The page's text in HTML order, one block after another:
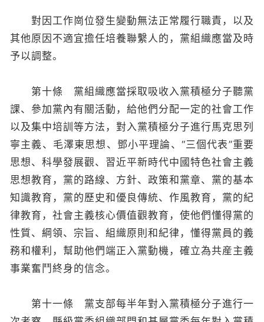
對因工作崗位發生變動無法正常履行職責，以及
其他原因不適宜擔任培養聯繫人的，黨組織應當及時
予以調整。
第十條 黨組織應當採取吸收入黨積極分子聽黨
課、參加黨內有關活動，給他們分配一定的社會工作
以及集中培訓等方法，對入黨積極分子進行馬克思列
寧主義、毛澤東思想、鄧小平理論、“三個代表”重要
思想、科學發展觀、習近平新時代中國特色社會主義
思想教育，黨的路線、方針、政策和黨章、黨的基本
知識教育，黨的歷史和優良傳統、作風教育，黨的紀
律教育，社會主義核心價值觀教育，使他們懂得黨的
性質、綱領、宗旨、組織原則和紀律，懂得黨員的義
務和權利，幫助他們端正入黨動機，確立為共産主義
事業奮鬥終身的信念。
第十一條 黨支部每半年對入黨積極分子進行一